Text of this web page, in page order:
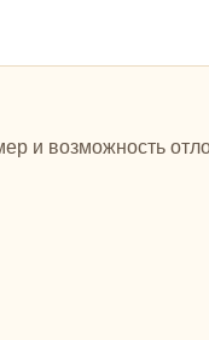
и возможность